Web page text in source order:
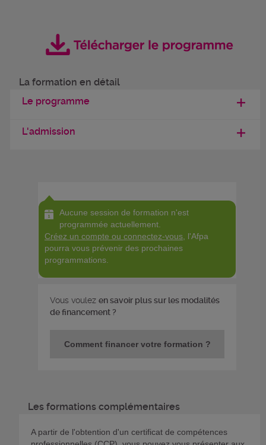
La formation en détail
Le programme
L'admission
Aucune session de formation n'est
programmée actuellement.
Créez un compte ou connectez-vous , l'Afpa
pourra vous prévenir des prochaines
programmations.
Vous voulez en savoir plus sur les modalités
de financement ?
Comment financer votre formation ?
Les formations complémentaires
A partir de l'obtention d'un certificat de compétences